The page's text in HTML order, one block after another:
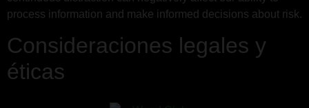
process information and make informed decisions about risk.
Consideraciones legales y
éticas